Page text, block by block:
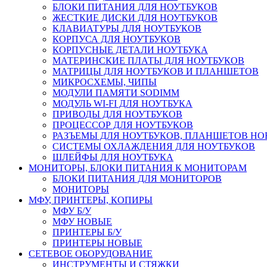
БЛОКИ ПИТАНИЯ ДЛЯ НОУТБУКОВ
ЖЕСТКИЕ ДИСКИ ДЛЯ НОУТБУКОВ
КЛАВИАТУРЫ ДЛЯ НОУТБУКОВ
КОРПУСА ДЛЯ НОУТБУКОВ
КОРПУСНЫЕ ДЕТАЛИ НОУТБУКА
МАТЕРИНСКИЕ ПЛАТЫ ДЛЯ НОУТБУКОВ
МАТРИЦЫ ДЛЯ НОУТБУКОВ И ПЛАНШЕТОВ
МИКРОСХЕМЫ, ЧИПЫ
МОДУЛИ ПАМЯТИ SODIMM
МОДУЛЬ WI-FI ДЛЯ НОУТБУКА
ПРИВОДЫ ДЛЯ НОУТБУКОВ
ПРОЦЕССОР ДЛЯ НОУТБУКОВ
РАЗЪЕМЫ ДЛЯ НОУТБУКОВ, ПЛАНШЕТОВ
СИСТЕМЫ ОХЛАЖДЕНИЯ ДЛЯ НОУТБУКОВ
ШЛЕЙФЫ ДЛЯ НОУТБУКА
МОНИТОРЫ, БЛОКИ ПИТАНИЯ К МОНИТОРАМ
БЛОКИ ПИТАНИЯ ДЛЯ МОНИТОРОВ
МОНИТОРЫ
МФУ, ПРИНТЕРЫ, КОПИРЫ
МФУ Б/У
МФУ НОВЫЕ
ПРИНТЕРЫ Б/У
ПРИНТЕРЫ НОВЫЕ
СЕТЕВОЕ ОБОРУДОВАНИЕ
ИНСТРУМЕНТЫ И СТЯЖКИ